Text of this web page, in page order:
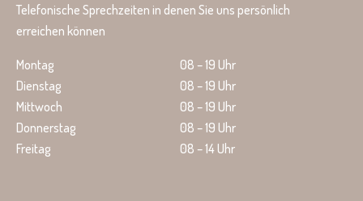
Telefonische Sprechzeiten in denen Sie uns persönlich
erreichen können
Montag
08 – 19 Uhr
Dienstag
08 – 19 Uhr
Mittwoch
08 – 19 Uhr
Donnerstag
08 – 19 Uhr
Freitag
08 – 14 Uhr